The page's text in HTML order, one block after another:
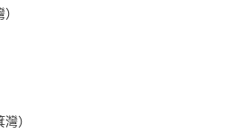
）